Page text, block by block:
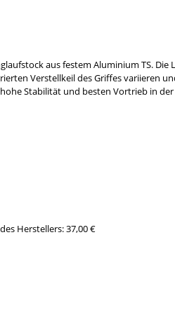
aus festem Aluminium TS. Die
Verstellkeil des Griffes variieren
Stabilität und besten Vortrieb in der
Herstellers:37,00 €